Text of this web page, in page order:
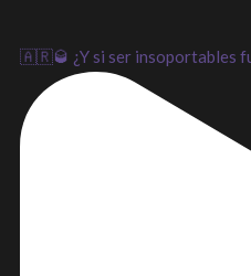
🇦🇷🥃 ¿Y si ser insoportables